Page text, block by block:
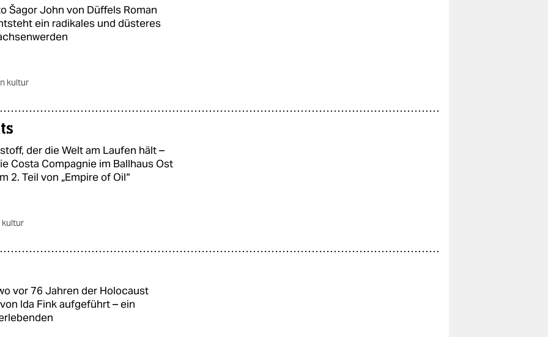
Šagor John von Düffels Roman
ein radikales und düsteres
kultur
der die Welt am Laufen hält –
Costa Compagnie im Ballhaus Ost
2. Teil von „Empire of Oil“
kultur
vor 76 Jahren der Holocaust
Ida Fink aufgeführt – ein